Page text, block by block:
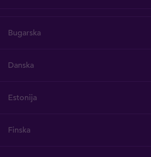
Bugarska
Danska
Estonija
Finska